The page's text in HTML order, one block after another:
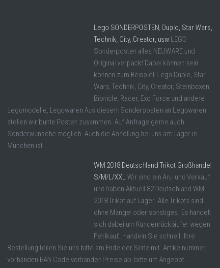
Lego SONDERPOSTEN, Duplo, Star Wars,
Technik, City, Creator, usw LEGO
Sonderposten alles NEUWARE und
Original verpackt Dabei können sein
können zum Beispiel: Lego Duplo, Star
Wars, Technik, City, Creator, Steinboxen,
Bionicle, Racer, Exo Force und andere
Legomodelle, Legowaren Aus diesem Sonderposten an Legowaren
stellen wir bunte Posten zusammen. Auf Anfrage gerne auch
Sonderwünsche möglich. Auch die Abholung bei uns am Lager in
München ist ...
WM 2018 Deutschland Trikot Großhandel
S/M/L/XXLWir sind ein An,- und Verkauf
und haben Aktuell 82 Deutschland WM
2018 Trikot auf Lager. Alle Trikots sind
ohne Mängel oder sonstiges. Es handelt
sich dabei um Kundenrückläufer wegen
Fehlkauf. Handeln Sie schnell. Ihre
Bestellung teilen Sie uns bitte am Ende der Seite mit. Artikelnummer
vorhanden EAN Code vorhanden Preise ab: bitte um Angebot ...